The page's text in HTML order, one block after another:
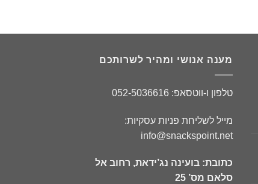
מענה אנושי ומהיר לשרותכם
טלפון ו-ווטסאפ: 052-5036616
מייל לשליחת פניות עסקיות:
info@snackspoint.net
כתובת: בועינה נג’ידאת, רחוב אל
סלאם מס’ 25